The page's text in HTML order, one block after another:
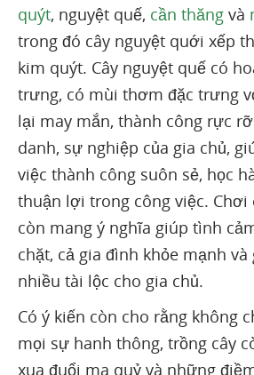
quýt, nguyệt quế, cần thăng và
trong đó cây nguyệt quới xếp
kim quýt. Cây nguyệt quế có
trưng, có mùi thơm đặc trưng
lại may mắn, thành công rực
danh, sự nghiệp của gia chủ,
việc thành công suôn sẻ, học
thuận lợi trong công việc. Chơi
còn mang ý nghĩa giúp tình
chặt, cả gia đình khỏe mạnh
nhiều tài lộc cho gia chủ.
Có ý kiến còn cho rằng không
mọi sự hanh thông, trồng cây
xua đuổi ma quỷ và những